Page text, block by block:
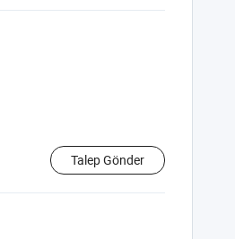
Talep Gönder